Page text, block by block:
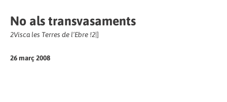
No als transvasaments
2Visca les Terres de l’Ebre !2|]
26 març 2008